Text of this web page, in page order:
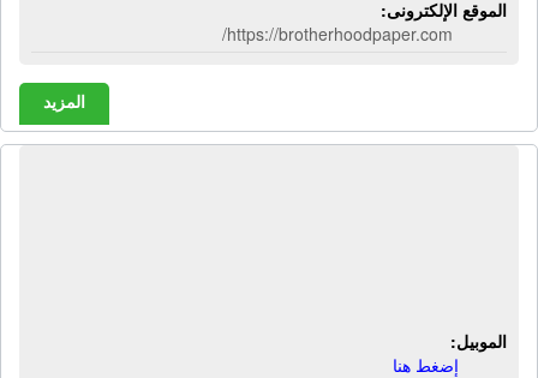
الموقع الإلكترونى:
https://brotherhoodpaper.com/
المزيد
الموبيل:
إضغط هنا